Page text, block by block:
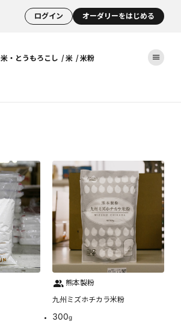
ログイン オーダリーをはじめる
米・とうもろこし 米 米粉
熊本製粉
九州ミズホチカラ米粉
300g